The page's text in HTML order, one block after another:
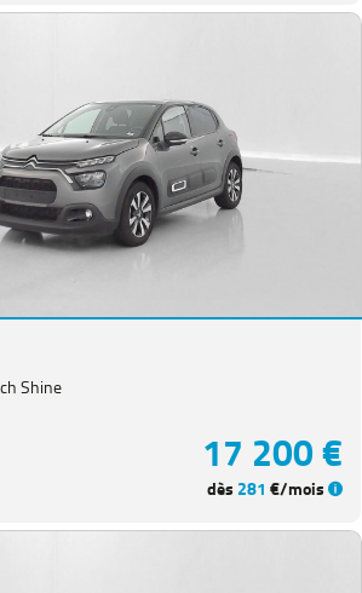
Shine
17 200 €
dès 281 €/mois